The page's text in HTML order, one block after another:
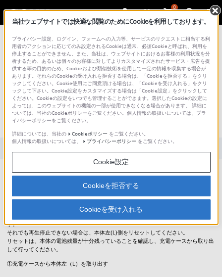
0
総合サポート・お問い合わせ
文書番号 : SH000162326 / 最終更新日 : 2025/03/11
Xperia Ear Duo(XEA20)の本体左(L)側の
タップ操作で、再生停止ができませ
ん。
説明
す。
それでも再生停止できない場合は、本体左(L)側をリセットしてください。
リセットは、本体の電池残量が十分残っていることを確認し、充電ケースから取り出
して行ってください。
①充電ケースから本体左（L）を取り出す
当社ウェブサイトでは快適な閲覧のためにCookieを利用しております。
プライバシー設定、ログイン、フォームへの入力等、サービスのリクエストに相当する利
用者のアクションに応じてのみ設定されるCookieは通常、必須Cookieと呼ばれ、利用を
停止することができません。また、当社は、ウェブサイトにおけるお客様の利用状況を分
析するため、あるいは個々のお客様に対してよりカスタマイズされたサービス・広告を提
供する等の目的のため、Cookieおよび類似技術を使用して一定の情報を収集する場合が
あります。それらのCookieの受け入れを拒否する場合は、「Cookieを拒否する」をクリ
ックしてください。Cookie使用にご同意頂ける場合は、「Cookieを受け入れる」をクリ
ックして下さい。Cookie設定をカスタマイズする場合は「Cookie設定」をクリックして
ください。Cookieの設定をいつでも管理することができます。選択したCookieの設定に
よっては、このウェブサイトの機能の一部が使用できなくなる場合があります。 詳細に
ついては、当社のCookieポリシーをご覧ください。個人情報の取扱いについては、プラ
イバシーポリシーをご覧ください。
詳細については、当社の
Cookieポリシー をご覧ください。
個人情報の取扱いについては、
プライバシーポリシー をご覧ください。
Cookie設定
Cookieを拒否する
Cookieを受け入れる